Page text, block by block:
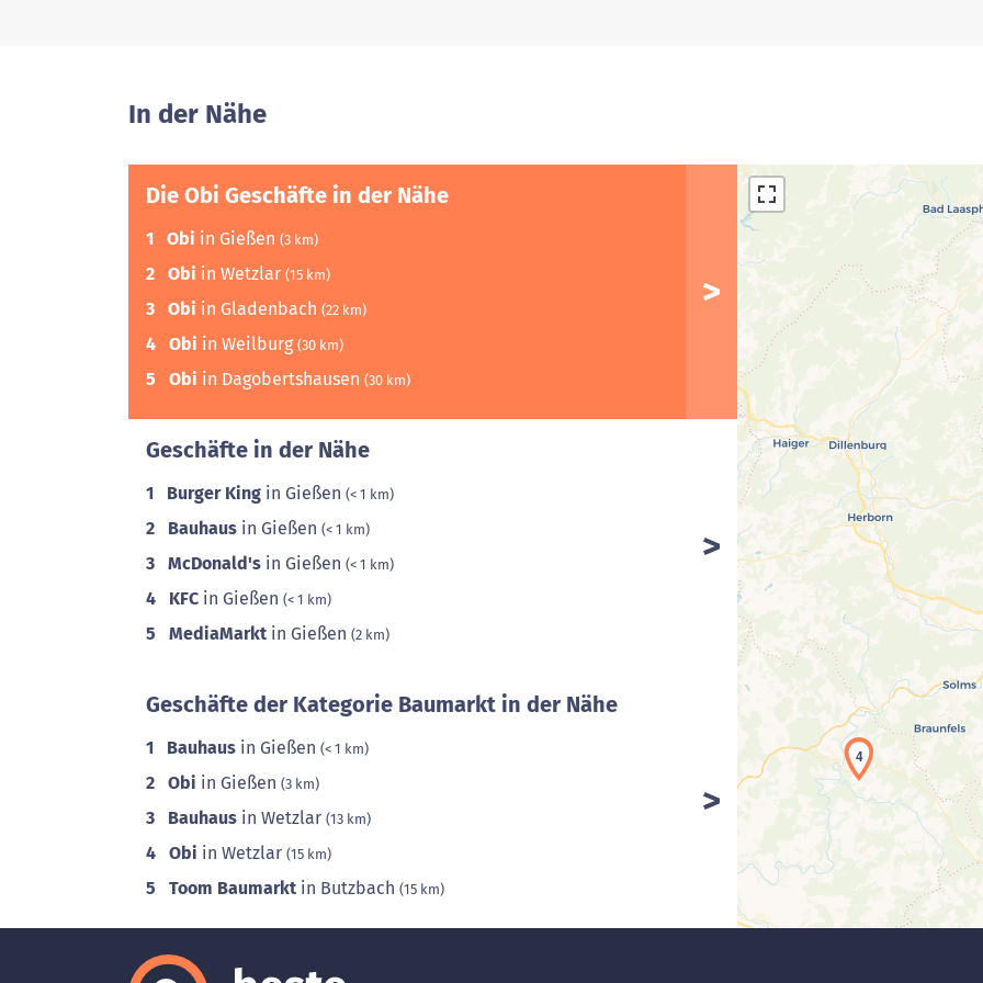
In der Nähe
Die Obi Geschäfte in der Nähe
1 Obi in Gießen (3 km)
2 Obi in Wetzlar (15 km)
3 Obi in Gladenbach (22 km)
4 Obi in Weilburg (30 km)
5 Obi in Dagobertshausen (30 km)
Geschäfte in der Nähe
1 Burger King in Gießen (< 1 km)
2 Bauhaus in Gießen (< 1 km)
3 McDonald's in Gießen (< 1 km)
4 KFC in Gießen (< 1 km)
5 MediaMarkt in Gießen (2 km)
Geschäfte der Kategorie Baumarkt in der Nähe
1 Bauhaus in Gießen (< 1 km)
2 Obi in Gießen (3 km)
3 Bauhaus in Wetzlar (13 km)
4 Obi in Wetzlar (15 km)
5 Toom Baumarkt in Butzbach (15 km)
4